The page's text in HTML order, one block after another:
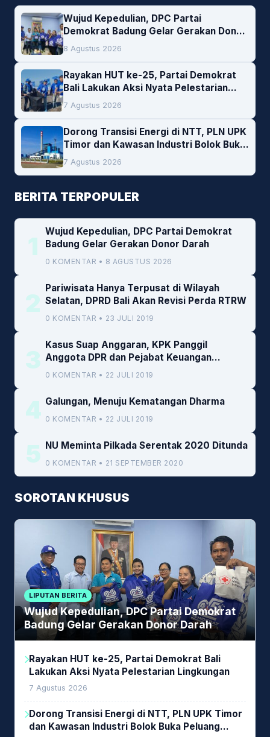
Wujud Kepedulian, DPC Partai
Demokrat Badung Gelar Gerakan Donor
Darah
8 Agustus 2026
Rayakan HUT ke-25, Partai Demokrat
Bali Lakukan Aksi Nyata Pelestarian
Lingkungan
7 Agustus 2026
Dorong Transisi Energi di NTT, PLN UPK
Timor dan Kawasan Industri Bolok Buka
Peluang Investasi Woodchip untuk
Cofiring PLTU Bolok
7 Agustus 2026
BERITA TERPOPULER
1
Wujud Kepedulian, DPC Partai Demokrat
Badung Gelar Gerakan Donor Darah
0 KOMENTAR • 8 AGUSTUS 2026
2
Pariwisata Hanya Terpusat di Wilayah
Selatan, DPRD Bali Akan Revisi Perda RTRW
0 KOMENTAR • 23 JULI 2019
3
Kasus Suap Anggaran, KPK Panggil
Anggota DPR dan Pejabat Keuangan
Kemenkeu
0 KOMENTAR • 22 JULI 2019
4 Galungan, Menuju Kematangan Dharma
0 KOMENTAR • 22 JULI 2019
5 NU Meminta Pilkada Serentak 2020 Ditunda
0 KOMENTAR • 21 SEPTEMBER 2020
SOROTAN KHUSUS
LIPUTAN BERITA
Wujud Kepedulian, DPC Partai Demokrat
Badung Gelar Gerakan Donor Darah
Rayakan HUT ke-25, Partai Demokrat Bali
Lakukan Aksi Nyata Pelestarian Lingkungan
7 Agustus 2026
Dorong Transisi Energi di NTT, PLN UPK Timor
dan Kawasan Industri Bolok Buka Peluang